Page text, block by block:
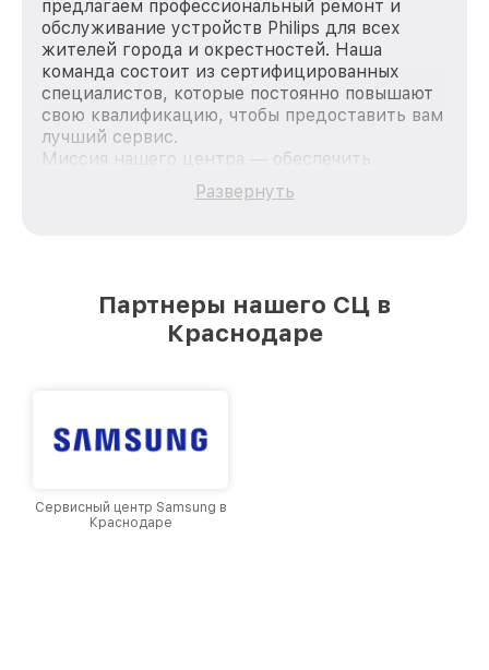
предлагаем профессиональный ремонт и
обслуживание устройств Philips для всех
жителей города и окрестностей. Наша
команда состоит из сертифицированных
специалистов, которые постоянно повышают
свою квалификацию, чтобы предоставить вам
лучший сервис.
Миссия нашего центра — обеспечить
качественный и доступный ремонт для
каждого пользователя продукции Philips, вне
лучшим сервисным центром Philips в городе
Краснодаре, постоянно повышая уровень
Развернуть
Партнеры нашего СЦ в
Краснодаре
Сервисный центр Samsung в
Краснодаре